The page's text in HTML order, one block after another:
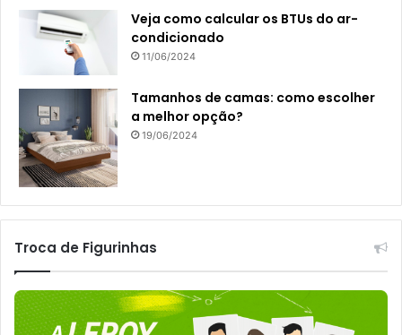
Veja como calcular os BTUs do ar-
condicionado
11/06/2024
Tamanhos de camas: como escolher
a melhor opção?
19/06/2024
Troca de Figurinhas